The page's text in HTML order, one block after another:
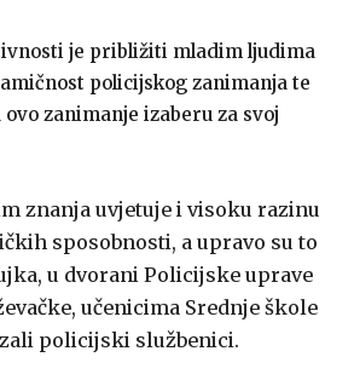
je približiti mladim ljudima
policijskog zanimanja te
zanimanje izaberu za svoj
znanja uvjetuje i visoku razinu
sposobnosti, a upravo su to
u dvorani Policijske uprave
učenicima Srednje škole
policijski službenici.